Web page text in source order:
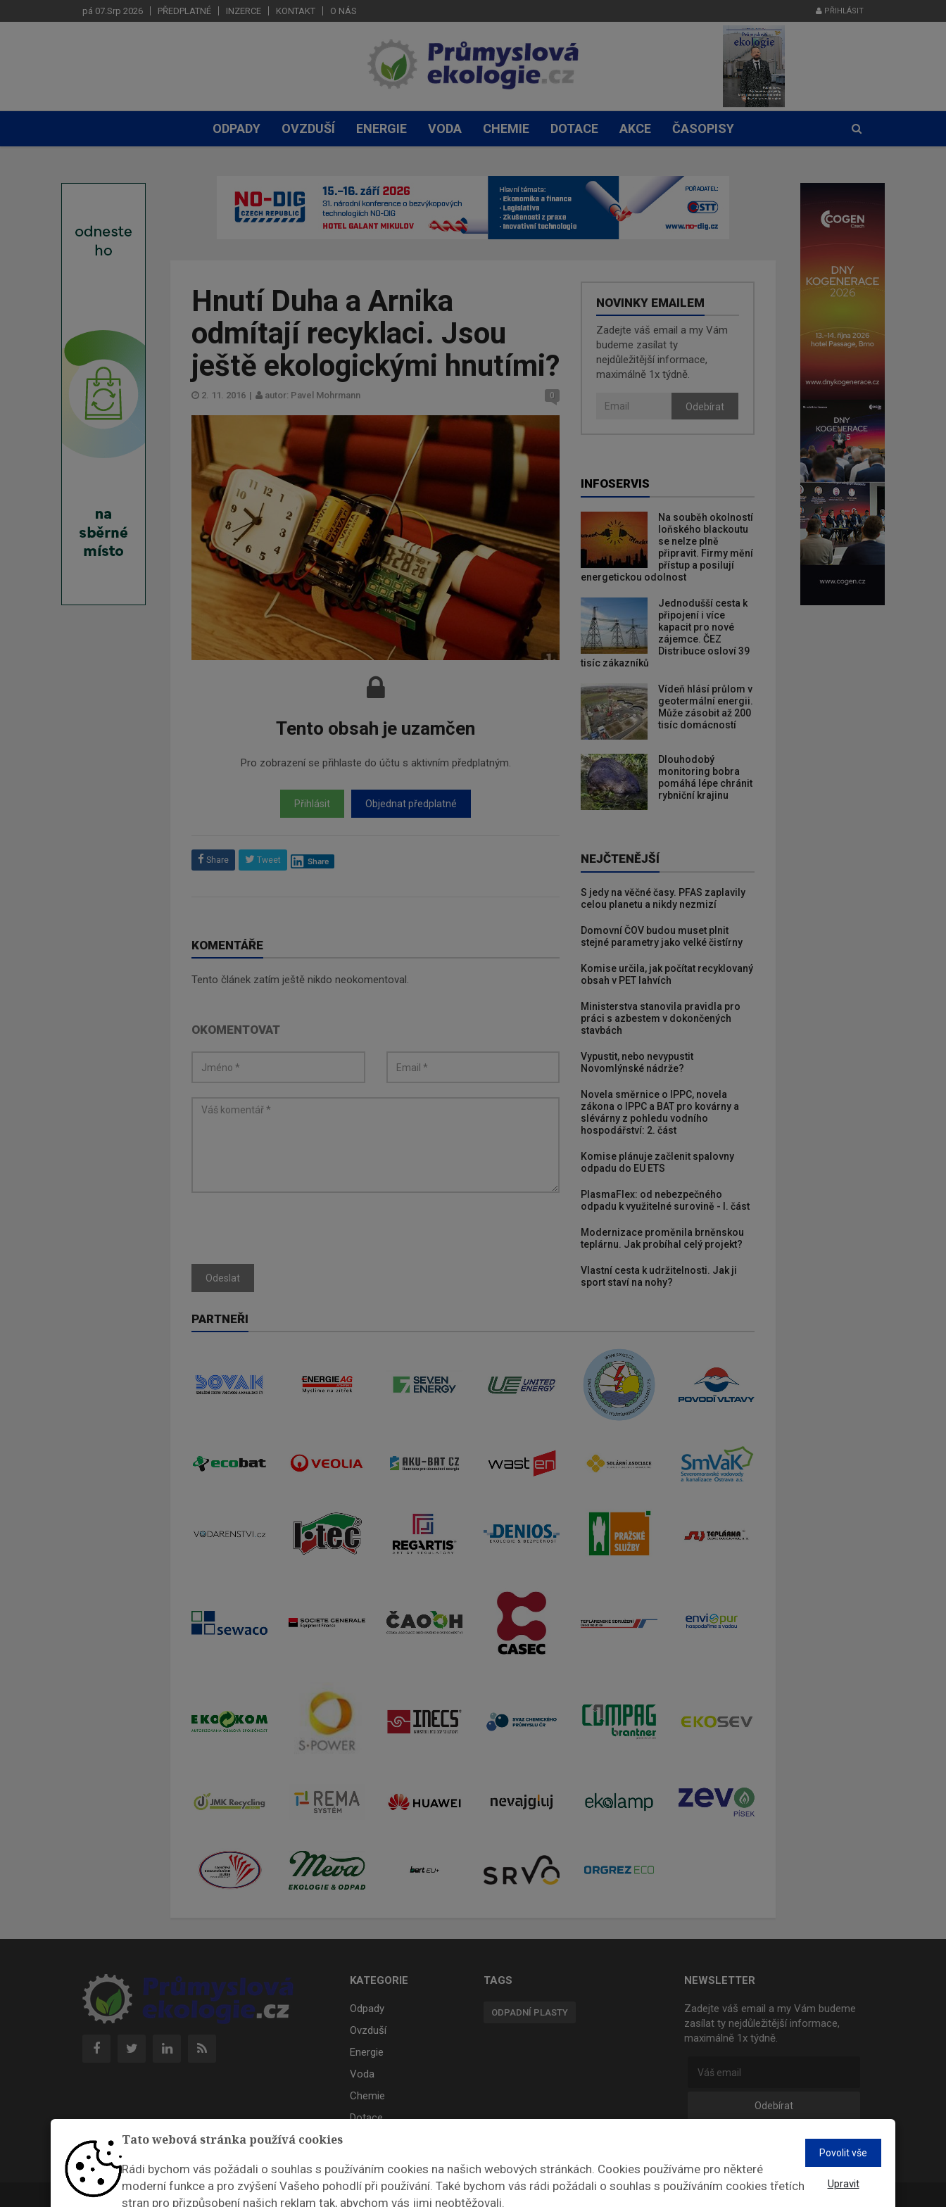
Tato webová stránka používá cookies
Rádi bychom vás požádali o souhlas s používáním cookies na našich webových stránkách. Cookies používáme pro některé
moderní funkce a pro zvýšení Vašeho pohodlí při používání. Také bychom vás rádi požádali o souhlas s používáním cookies třetích
stran pro přizpůsobení našich reklam tak, abychom vás jimi neobtěžovali.
Povolit vše
Upravit
pá 07.Srp 2026 PŘEDPLATNÉ INZERCE KONTAKT O NÁS PŘIHLÁSIT
ODPADY OVZDUŠÍ ENERGIE VODA CHEMIE DOTACE AKCE ČASOPISY
Hnutí Duha a Arnika
odmítají recyklaci. Jsou
ještě ekologickými hnutími?
2. 11. 2016 | autor: Pavel Mohrmann 0
Tento obsah je uzamčen
Pro zobrazení se přihlaste do účtu s aktivním předplatným.
Přihlásit Objednat předplatné
Share Tweet Share
KOMENTÁŘE
Tento článek zatím ještě nikdo neokomentoval.
OKOMENTOVAT
Odeslat
NOVINKY EMAILEM
Zadejte váš email a my Vám
budeme zasílat ty
nejdůležitější informace,
maximálně 1x týdně.
Odebírat
INFOSERVIS
Na souběh okolností
loňského blackoutu
se nelze plně
připravit. Firmy mění
přístup a posilují
energetickou odolnost
Jednodušší cesta k
připojení i více
kapacit pro nové
zájemce. ČEZ
Distribuce osloví 39
tisíc zákazníků
Vídeň hlásí průlom v
geotermální energii.
Může zásobit až 200
tisíc domácností
Dlouhodobý
monitoring bobra
pomáhá lépe chránit
rybniční krajinu
NEJČTENĚJŠÍ
S jedy na věčné časy. PFAS zaplavily
celou planetu a nikdy nezmizí
Domovní ČOV budou muset plnit
stejné parametry jako velké čistírny
Komise určila, jak počítat recyklovaný
obsah v PET lahvích
Ministerstva stanovila pravidla pro
práci s azbestem v dokončených
stavbách
Vypustit, nebo nevypustit
Novomlýnské nádrže?
Novela směrnice o IPPC, novela
zákona o IPPC a BAT pro kovárny a
slévárny z pohledu vodního
hospodářství: 2. část
Komise plánuje začlenit spalovny
odpadu do EU ETS
PlasmaFlex: od nebezpečného
odpadu k využitelné surovině - I. část
Modernizace proměnila brněnskou
teplárnu. Jak probíhal celý projekt?
Vlastní cesta k udržitelnosti. Jak ji
sport staví na nohy?
PARTNEŘI
KATEGORIE
Odpady
Ovzduší
Energie
Voda
Chemie
Dotace
TAGS
ODPADNÍ PLASTY
NEWSLETTER
Zadejte váš email a my Vám budeme
zasílat ty nejdůležitější informace,
maximálně 1x týdně.
Odebírat
Průmyslová ekologie © 2026 |Nastavení cookies